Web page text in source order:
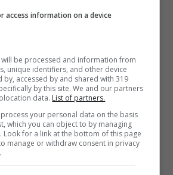
uno solo dei passaggi può
il sussidio anche se,
access information on a device
be processed and information from
unique identifiers, and other device
by, accessed by and shared with 319
by this site. We and our partners
data. List of partners.
your personal data on the basis
which you can object to by managing
for a link at the bottom of this page
manage or withdraw consent in privacy